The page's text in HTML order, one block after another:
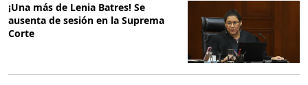
¡Una más de Lenia Batres! Se
ausenta de sesión en la Suprema
Corte